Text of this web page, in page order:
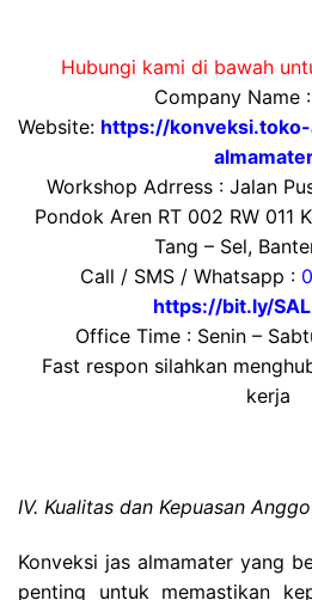
Hubungi kami di bawah
Company Name :
Website: https://
Workshop Adrress : Jalan
Pondok Aren RT 002 RW 011
Tang – Sel,
Call / SMS / Whatsapp :
https://bit.ly/
Office Time : Senin –
Fast respon silahkan
kerja
IV. Kualitas dan Kepuasan
Konveksi jas almamater yang
penting untuk memastikan